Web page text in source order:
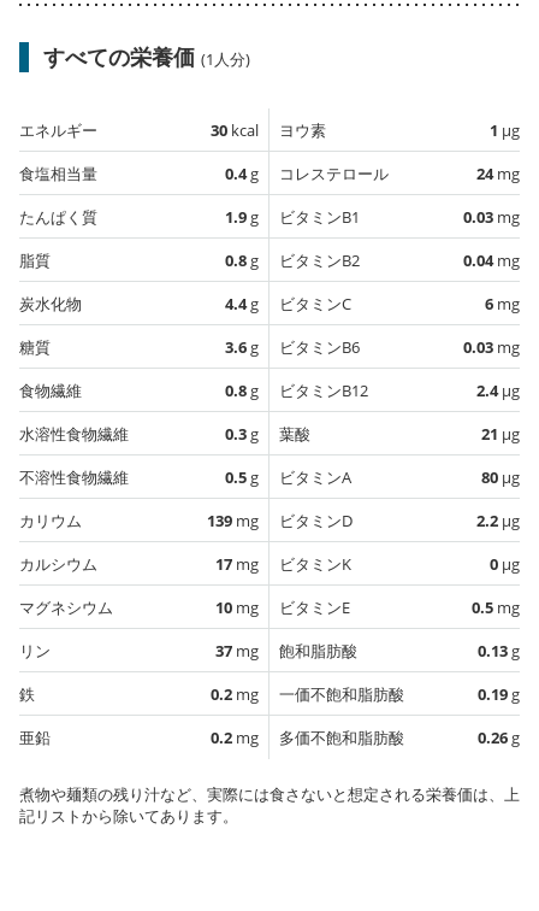
すべての栄養価 (1人分)
エネルギー 30 kcal
食塩相当量
0.4g
たんぱく質
1.9g
脂質
0.8g
炭水化物
4.4g
糖質
3.6g
食物繊維
0.8g
水溶性食物繊維
0.3g
不溶性食物繊維
0.5g
カリウム
139 mg
カルシウム
17 mg
マグネシウム
10 mg
リン
37 mg
鉄
0.2 mg
亜鉛
0.2 mg
ヨウ素 1 µg
コレステロール
24mg
ビタミンB1
0.03 mg
ビタミンB2
0.04mg
ビタミンC
6 mg
ビタミンB6
0.03 mg
ビタミンB12
2.4µg
葉酸
21 µg
ビタミンA
80 µg
ビタミンD
2.2 µg
ビタミンK
0 µg
ビタミンE
0.5 mg
飽和脂肪酸
0.13g
一価不飽和脂肪酸
0.19g
多価不飽和脂肪酸
0.26g
煮物や麺類の残り汁など、実際には食さないと想定される栄養価は、上
記リストから除いてあります。